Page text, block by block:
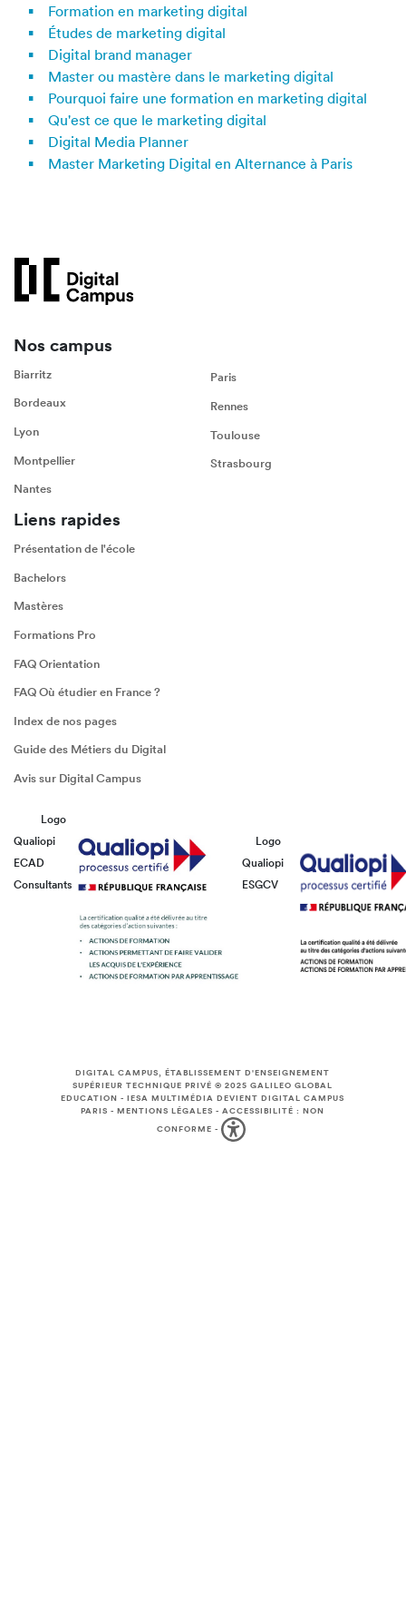
Formation en marketing digital
Études de marketing digital
Digital brand manager
Master ou mastère dans le marketing digital
Pourquoi faire une formation en marketing digital
Qu'est ce que le marketing digital
Digital Media Planner
Master Marketing Digital en Alternance à Paris
Nos campus
Biarritz
Bordeaux
Lyon
Montpellier
Nantes
Paris
Rennes
Toulouse
Strasbourg
Liens rapides
Présentation de l'école
Bachelors
Mastères
Formations Pro
FAQ Orientation
FAQ Où étudier en France ?
Index de nos pages
Guide des Métiers du Digital
Avis sur Digital Campus
Logo
Qualiopi
ECAD
Consultants
Logo
Qualiopi
ESGCV
DIGITAL CAMPUS, ÉTABLISSEMENT D'ENSEIGNEMENT
SUPÉRIEUR TECHNIQUE PRIVÉ © 2025GALILEO GLOBAL
EDUCATION -IESA MULTIMÉDIA DEVIENT DIGITAL CAMPUS
PARIS -MENTIONS LÉGALES -ACCESSIBILITÉ : NON
CONFORME -